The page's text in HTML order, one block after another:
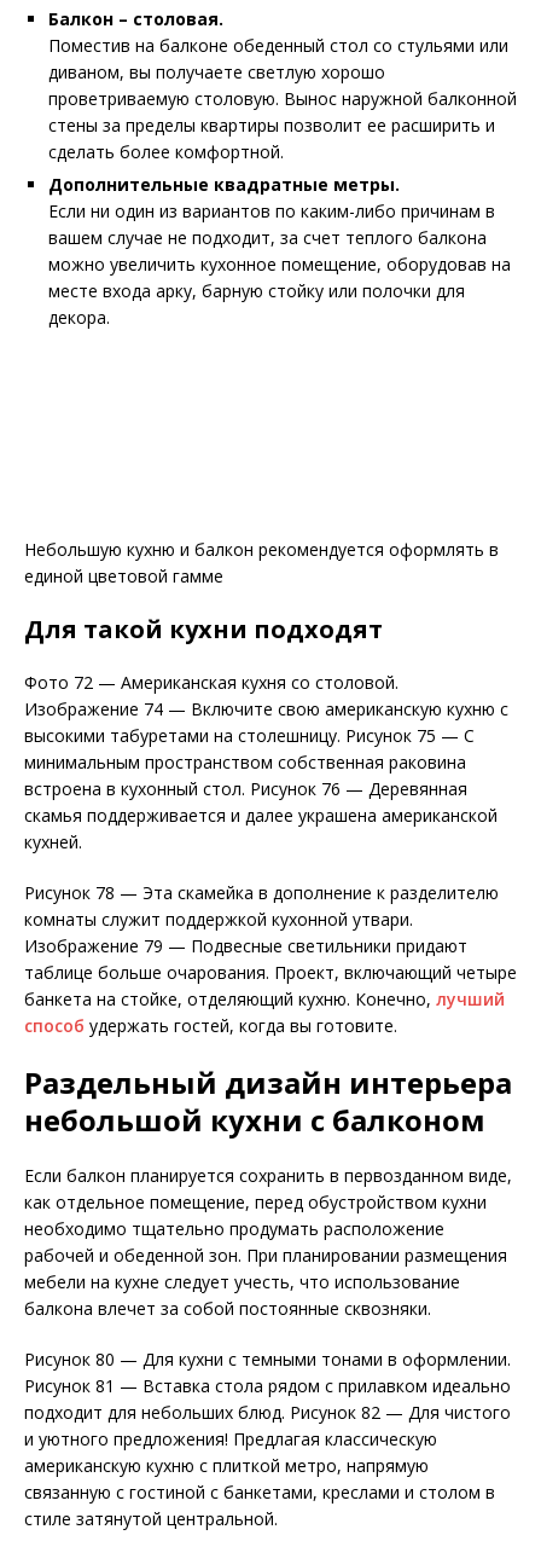
Балкон – столовая.
Поместив на балконе обеденный стол со стульями или
диваном, вы получаете светлую хорошо
проветриваемую столовую. Вынос наружной балконной
стены за пределы квартиры позволит ее расширить и
сделать более комфортной.
Дополнительные квадратные метры.
Если ни один из вариантов по каким-либо причинам в
вашем случае не подходит, за счет теплого балкона
можно увеличить кухонное помещение, оборудовав на
месте входа арку, барную стойку или полочки для
декора.
Небольшую кухню и балкон рекомендуется оформлять в
единой цветовой гамме
Для такой кухни подходят
Фото 72 — Американская кухня со столовой.
Изображение 74 — Включите свою американскую кухню с
высокими табуретами на столешницу. Рисунок 75 — С
минимальным пространством собственная раковина
встроена в кухонный стол. Рисунок 76 — Деревянная
скамья поддерживается и далее украшена американской
кухней.
Рисунок 78 — Эта скамейка в дополнение к разделителю
комнаты служит поддержкой кухонной утвари.
Изображение 79 — Подвесные светильники придают
таблице больше очарования. Проект, включающий четыре
банкета на стойке, отделяющий кухню. Конечно, лучший
способ удержать гостей, когда вы готовите.
Раздельный дизайн интерьера
небольшой кухни с балконом
Если балкон планируется сохранить в первозданном виде,
как отдельное помещение, перед обустройством кухни
необходимо тщательно продумать расположение
рабочей и обеденной зон. При планировании размещения
мебели на кухне следует учесть, что использование
балкона влечет за собой постоянные сквозняки.
Рисунок 80 — Для кухни с темными тонами в оформлении.
Рисунок 81 — Вставка стола рядом с прилавком идеально
подходит для небольших блюд. Рисунок 82 — Для чистого
и уютного предложения! Предлагая классическую
американскую кухню с плиткой метро, ​​напрямую
связанную с гостиной с банкетами, креслами и столом в
стиле затянутой центральной.